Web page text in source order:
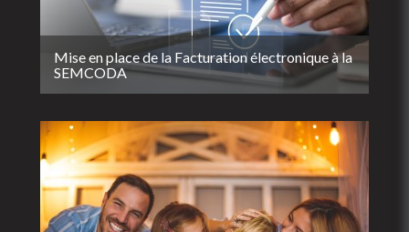
Mise en place de la Facturation électronique à la
SEMCODA